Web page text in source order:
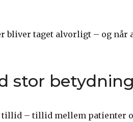
bliver taget alvorligt – og når
stor betydning
tillid – tillid mellem patienter